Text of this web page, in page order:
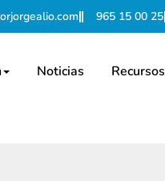
965 15 00 25
Noticias Recursos